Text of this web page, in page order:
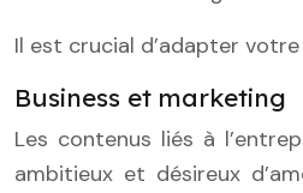
Il est crucial d’adapter
Business et marketing
Les contenus liés à
ambitieux et désireux